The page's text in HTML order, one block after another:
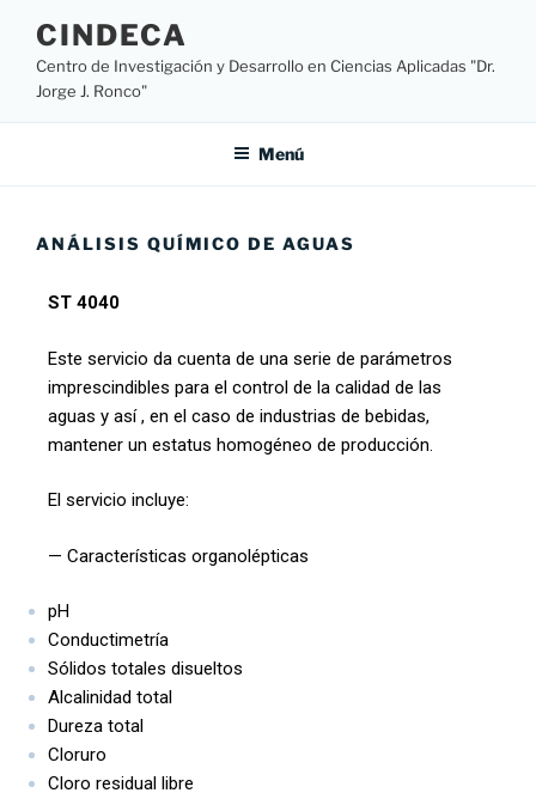
CINDECA
Centro de Investigación y Desarrollo en Ciencias Aplicadas "Dr.
Jorge J. Ronco"
Menú
ANÁLISIS QUÍMICO DE AGUAS
ST 4040
Este servicio da cuenta de una serie de parámetros
imprescindibles para el control de la calidad de las
aguas y así , en el caso de industrias de bebidas,
mantener un estatus homogéneo de producción.
El servicio incluye:
— Características organolépticas
pH
Conductimetría
Sólidos totales disueltos
Alcalinidad total
Dureza total
Cloruro
Cloro residual libre